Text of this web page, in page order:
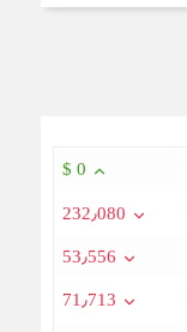
برد
$ 0
232٫080
53٫556
71٫713